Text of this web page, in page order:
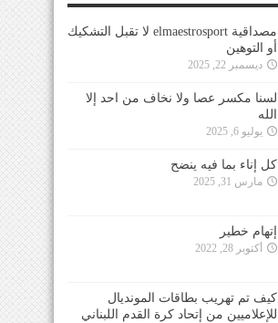
مصداقية elmaestrosport لا تقبل التشكيك
أو التوهين
ديسمبر 22, 2025
لسنا مكسر عصا ولا نخاف من احد إلا
الله
يوليو 6, 2025
كل إناء بما فيه ينضح
مارس 31, 2025
إتهام خطير
أكتوبر 28, 2022
كيف تم تهريب بطاقات المونديال
للإعلاميين من إتحاد كرة القدم اللبناني